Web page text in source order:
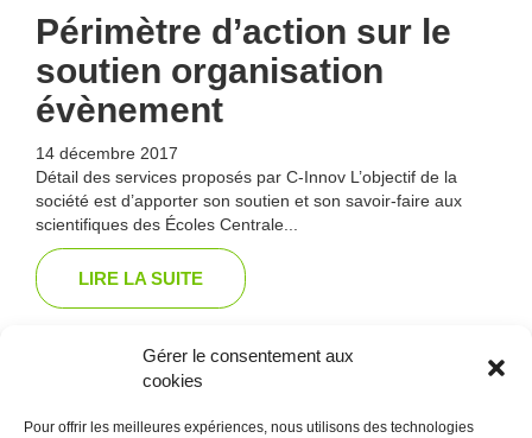
Gérer le consentement aux
cookies
Pour offrir les meilleures expériences, nous utilisons des technologies
Périmètre d’action sur le
soutien organisation
évènement
14 décembre 2017
Détail des services proposés par C-Innov L’objectif de la
société est d’apporter son soutien et son savoir-faire aux
scientifiques des Écoles Centrale...
LIRE LA SUITE